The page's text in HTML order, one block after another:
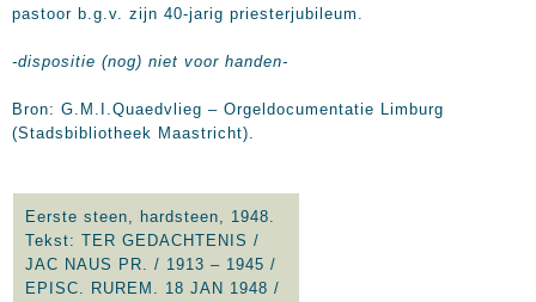
pastoor b.g.v. zijn 40-jarig priesterjubileum.
-dispositie (nog) niet voor handen-
Bron: G.M.I.Quaedvlieg – Orgeldocumentatie Limburg
(Stadsbibliotheek Maastricht).
Eerste steen, hardsteen, 1948.
Tekst: TER GEDACHTENIS /
JAC NAUS PR. / 1913 – 1945 /
EPISC. RUREM. 18 JAN 1948 /